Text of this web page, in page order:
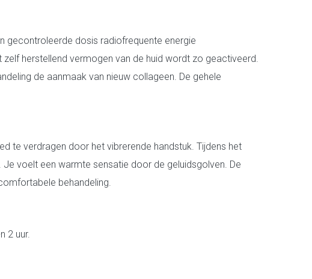
gecontroleerde dosis radiofrequente energie
herstellend vermogen van de huid wordt zo geactiveerd.
de aanmaak van nieuw collageen. De gehele
te verdragen door het vibrerende handstuk. Tijdens het
voelt een warmte sensatie door de geluidsgolven. De
behandeling.
2 uur.